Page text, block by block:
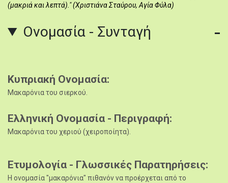
(μακριά και λεπτά)." (Χριστιάνα Σταύρου, Αγία Φύλα)
Ονομασία - Συνταγή
Κυπριακή Ονομασία
Μακαρόνια του σιερκού.
Ελληνική Ονομασία - Περιγραφή
Μακαρόνια του χεριού (χειροποίητα).
Ετυμολογία - Γλωσσικές Παρατηρήσεις
Η ονομασία "μακαρόνια" πιθανόν να προέρχεται από το